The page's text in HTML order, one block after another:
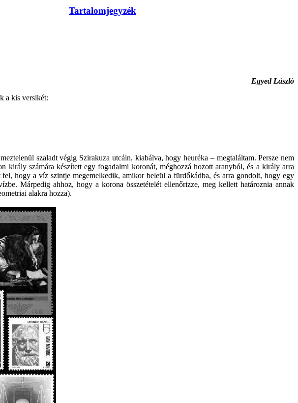
Tartalomjegyzék
Egyed László
a kis versikét:
szaladt végig Szirakuza utcáin, kiabálva, hogy heuréka – megtaláltam. Persze nem
számára készített egy fogadalmi koronát, méghozzá hozott aranyból, és a király arra
hogy a víz szintje megemelkedik, amikor beleül a fürdőkádba, és arra gondolt, hogy egy
Márpedig ahhoz, hogy a korona összetételét ellenőrizze, meg kellett határoznia annak
alakra hozza).